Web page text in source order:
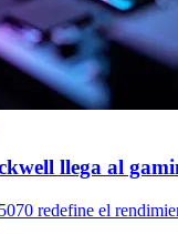
llega al
redefine el